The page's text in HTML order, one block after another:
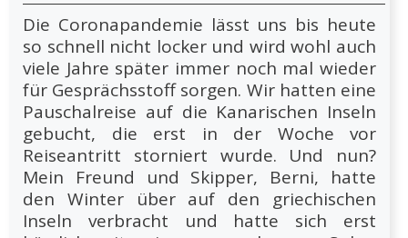
Die Coronapandemie lässt uns bis heute
so schnell nicht locker und wird wohl auch
viele Jahre später immer noch mal wieder
für Gesprächsstoff sorgen. Wir hatten eine
Pauschalreise auf die Kanarischen Inseln
gebucht, die erst in der Woche vor
Reiseantritt storniert wurde. Und nun?
Mein Freund und Skipper, Berni, hatte
den Winter über auf den griechischen
Inseln verbracht und hatte sich erst